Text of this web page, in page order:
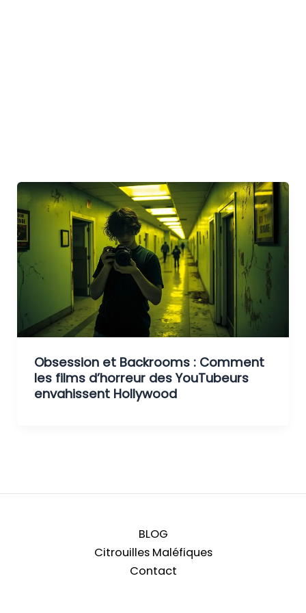
Obsession et Backrooms : Comment
les films d’horreur des YouTubeurs
envahissent Hollywood
BLOG
Citrouilles Maléfiques
Contact